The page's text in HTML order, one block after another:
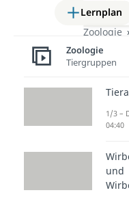
Lernplan
Zoologie
Zoologie
Tiergruppen
1/3 –
04:40
und